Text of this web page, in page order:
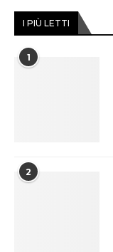
I PIÙ LETTI
1
2